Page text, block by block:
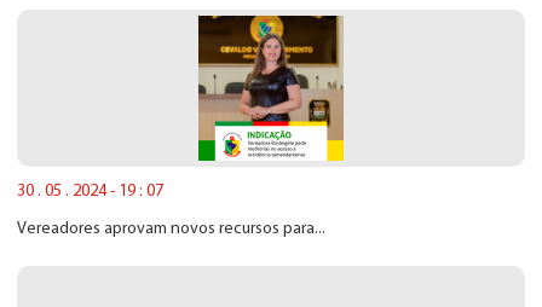
30 . 05 . 2024 - 19 : 07
Vereadores aprovam novos recursos para...